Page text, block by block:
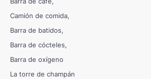
Camión de comida
Barra de batidos
Barra de cócteles
Barra de oxígeno
La torre de champán